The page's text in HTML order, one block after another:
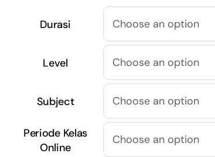
identitas pendaftar yang bersangkutan.
Refresh laman ini jika Anda mengalami
kendala ketika ingin mengganti
Durasi
Level
Subject
Periode Kelas
Online